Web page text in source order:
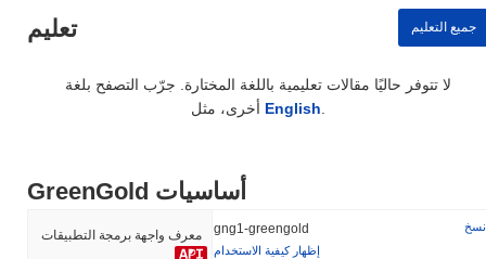
تعليم جميع التعليم
لا تتوفر حاليًا مقالات تعليمية باللغة المختارة. جرّب التصفح بلغة
English
GreenGold أساسيات
معرف واجهة برمجة التطبيقات gng1-greengold
نسخ
إظهار كيفية الاستخدام